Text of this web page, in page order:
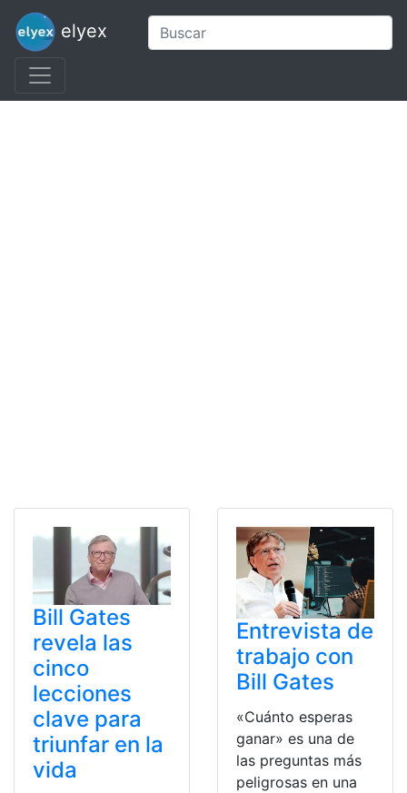
elyex
Bill Gates
revela las
cinco
lecciones
clave para
triunfar en la
vida
Entrevista de
trabajo con
Bill Gates
«Cuánto esperas
ganar» es una de
las preguntas más
peligrosas en una